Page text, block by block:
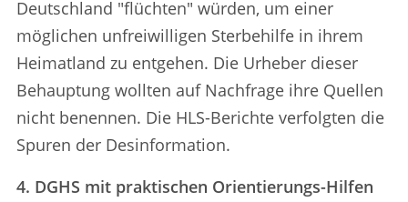
Deutschland "flüchten" würden, um einer
möglichen unfreiwilligen Sterbehilfe in ihrem
Heimatland zu entgehen. Die Urheber dieser
Behauptung wollten auf Nachfrage ihre Quellen
nicht benennen. Die HLS-Berichte verfolgten die
Spuren der Desinformation.
4. DGHS mit praktischen Orientierungs-Hilfen